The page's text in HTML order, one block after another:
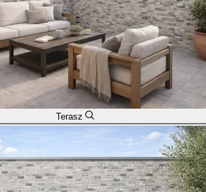
Terasz